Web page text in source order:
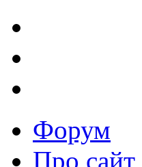
Форум
Про сайт